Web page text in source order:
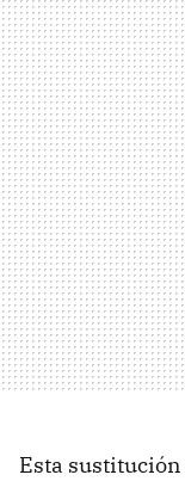
Esta sustitución